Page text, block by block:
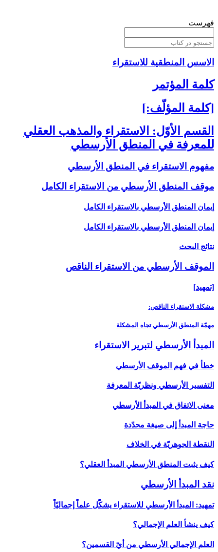
فهرست
الاسس المنطقية للاستقراء
كلمة المؤتمر
[كلمة المؤلّف:]
القسم الأوّل: الاستقراء والمذهب العقلي
للمعرفة في المنطق الأرسطي‏
مفهوم الاستقراء في المنطق الأرسطي
موقف المنطق الأرسطي من الاستقراء الكامل‏
إيمان المنطق الأرسطي بالاستقراء الكامل
إيمان المنطق الأرسطي بالاستقراء الكامل
نتائج البحث
الموقف الأرسطي من الاستقراء الناقص‏
[تمهيد]
مشكلة الاستقراء الناقص:
مهمّة المنطق الأرسطي تجاه المشكلة
المبدأ الأرسطي لتبرير الاستقراء
خطأ في فهم الموقف الأرسطي
التفسير الأرسطي ونظريّة المعرفة
معنى الاتفاق في المبدأ الأرسطي
حاجة المبدأ إلى صيغة محدّدة
النقطة الجوهريّة في الخلاف
كيف يثبت المنطق الأرسطي المبدأ العقلي؟
نقد المبدأ الأرسطي‏
تمهيد: المبدأ الأرسطي للاستقراء يشكّل علماً إجماليّاً
كيف ينشأ العلم الإجمالي؟
العلم الإجمالي الأرسطي من أيّ القسمين؟